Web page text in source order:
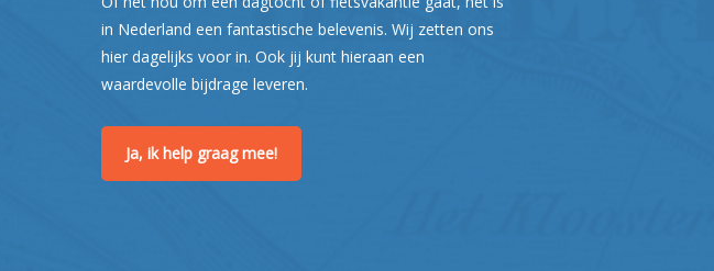
in Nederland een fantastische belevenis. Wij zetten ons
hier dagelijks voor in. Ook jij kunt hieraan een
waardevolle bijdrage leveren.
Ja, ik help graag mee!